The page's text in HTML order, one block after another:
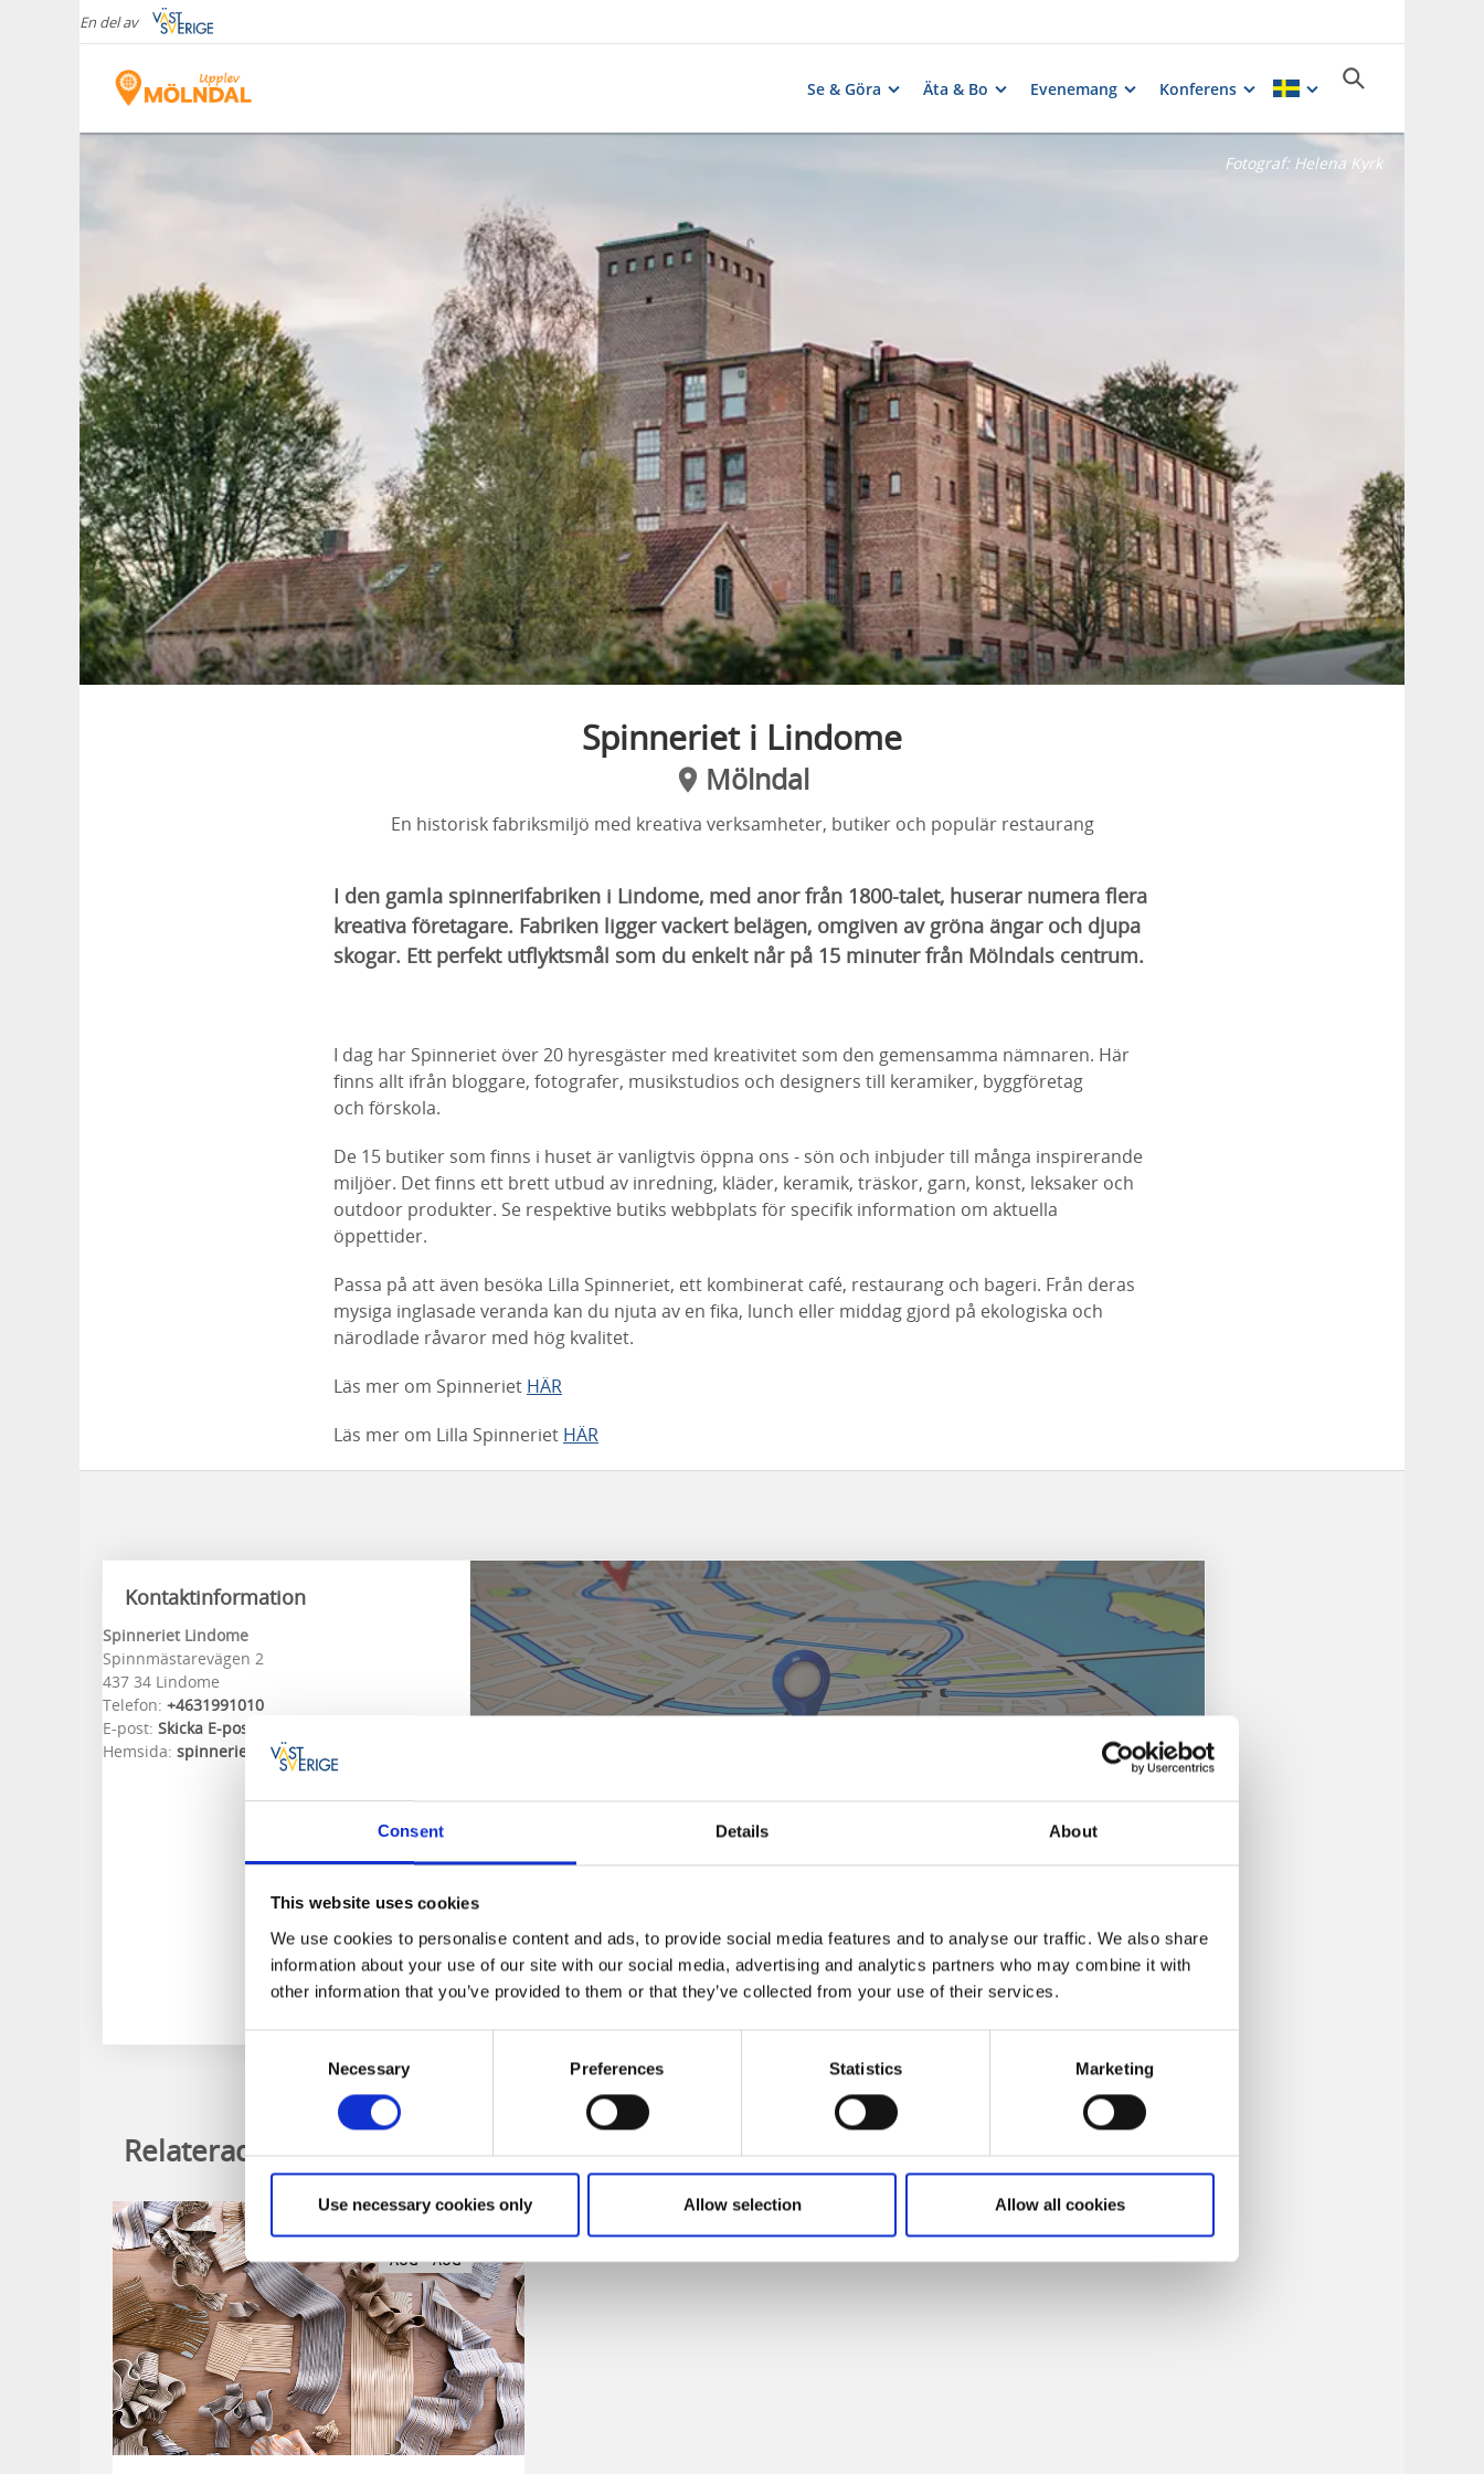
Consent Details About
This website uses cookies
We use cookies to personalise content and ads, to provide social media features and to analyse our traffic. We also share
information about your use of our site with our social media, advertising and analytics partners who may combine it with
other information that you’ve provided to them or that they’ve collected from your use of their services.
Necessary Preferences Statistics Marketing
Use necessary cookies only Allow selection Allow all cookies
En del av
Se & Göra Äta & Bo Evenemang Konferens
Fotograf: Helena Kyrk
Spinneriet i Lindome
Mölndal
En historisk fabriksmiljö med kreativa verksamheter, butiker och populär restaurang
I den gamla spinnerifabriken i Lindome, med anor från 1800-talet, huserar numera flera
kreativa företagare. Fabriken ligger vackert belägen, omgiven av gröna ängar och djupa
skogar. Ett perfekt utflyktsmål som du enkelt når på 15 minuter från Mölndals centrum.
I dag har Spinneriet över 20 hyresgäster med kreativitet som den gemensamma nämnaren. Här
finns allt ifrån bloggare, fotografer, musikstudios och designers till keramiker, byggföretag
och förskola.
​De 15 butiker som finns i huset är vanligtvis öppna ons - sön och inbjuder till många inspirerande
miljöer. Det finns ett brett utbud av inredning, kläder, keramik, träskor, garn, konst, leksaker och
outdoor produkter. Se respektive butiks webbplats för specifik information om aktuella
öppettider.
Passa på att även besöka Lilla Spinneriet, ett kombinerat café, restaurang och bageri. Från deras
mysiga inglasade veranda kan du njuta av en fika, lunch eller middag gjord på ekologiska och
närodlade råvaror med hög kvalitet.
Läs mer om Spinneriet HÄR
Läs mer om Lilla Spinneriet HÄR
Kontaktinformation
Spinneriet Lindome
Spinnmästarevägen 2
437 34 Lindome
Telefon: +4631991010
E-post: Skicka E-post
Hemsida: spinnerietlindome.se
Klicka för att visa karta
Relaterade evenemang
8
AUG
- 30
AUG